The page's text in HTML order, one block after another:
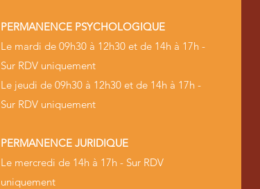
PERMANENCE PSYCHOLOGIQUE
Le mardi de 09h30 à 12h30 et de 14h à 17h -
Sur RDV uniquement
Le jeudi de 09h30 à 12h30 et de 14h à 17h -
Sur RDV uniquement
PERMANENCE JURIDIQUE
Le mercredi de 14h à 17h - Sur RDV
uniquement